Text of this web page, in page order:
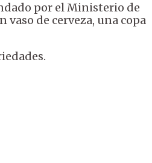
por el Ministerio de
vaso de cerveza, una copa